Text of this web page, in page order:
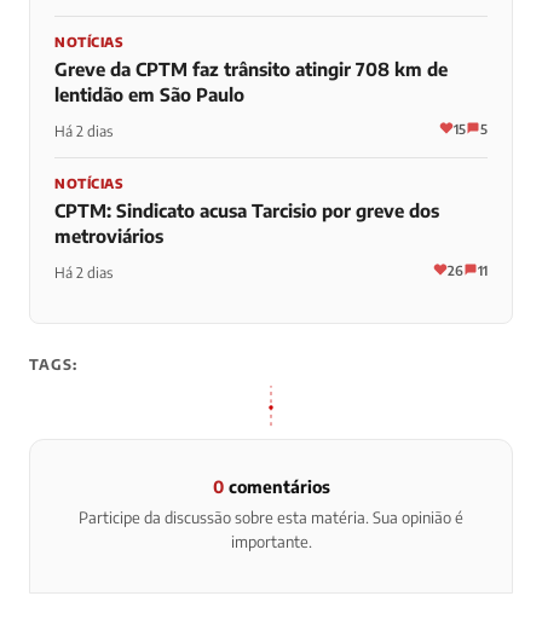
NOTÍCIAS
Greve da CPTM faz trânsito atingir 708 km de
lentidão em São Paulo
Há 2 dias 15 5
NOTÍCIAS
CPTM: Sindicato acusa Tarcisio por greve dos
metroviários
Há 2 dias 26 11
TAGS:
0comentários
Participe da discussão sobre esta matéria. Sua opinião é
importante.